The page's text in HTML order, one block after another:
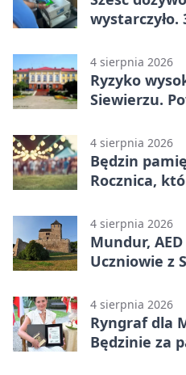
4 sierpnia 2026
Ryzyko
Siewierzu.
4 sierpnia 2026
Będzin
Rocznica,
4 sierpnia 2026
Mundur,
Uczniowie z
4 sierpnia 2026
Ryngraf dla
Będzinie za